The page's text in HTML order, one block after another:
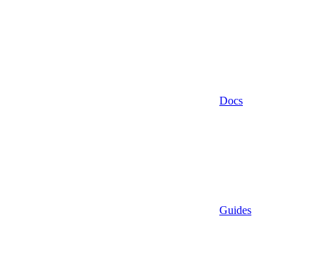
Docs
Guides